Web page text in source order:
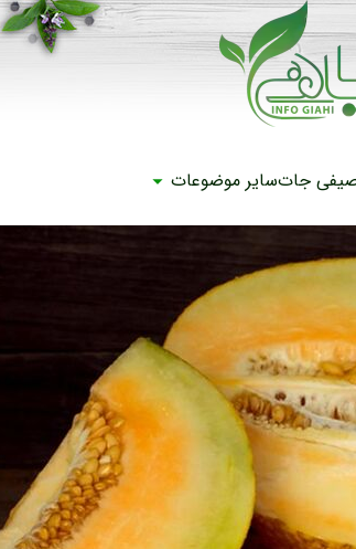
جاتسایر موضوعات